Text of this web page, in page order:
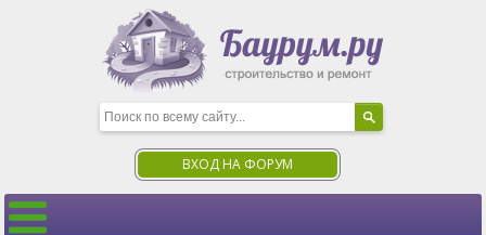
ВХОД НА ФОРУМ